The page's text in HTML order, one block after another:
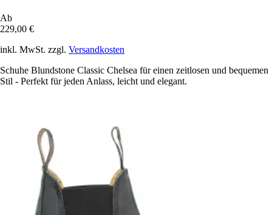
Ab
229,00 €
inkl. MwSt. zzgl. Versandkosten
Schuhe Blundstone Classic Chelsea für einen zeitlosen und bequemen
Stil - Perfekt für jeden Anlass, leicht und elegant.